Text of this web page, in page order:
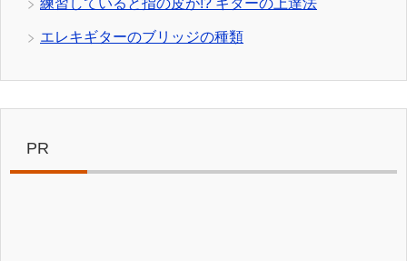
練習していると指の皮が!? ギターの上達法
エレキギターのブリッジの種類
PR